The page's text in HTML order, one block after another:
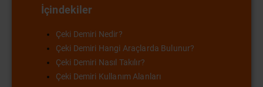
İçindekiler
Çeki Demiri Nedir?
Çeki Demiri Hangi Araçlarda Bulunur?
Çeki Demiri Nasıl Takılır?
Çeki Demiri Kullanım Alanları